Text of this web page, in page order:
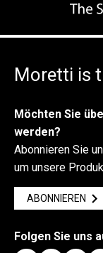
Moretti is
Möchten Sie
werden?
Abonnieren Sie
um unsere
ABONNIEREN
Folgen Sie uns